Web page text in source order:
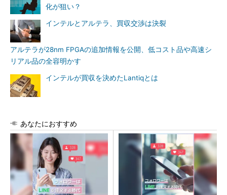
化が狙い？
インテルとアルテラ、買収交渉は決裂
アルテラが28nm FPGAの追加情報を公開、低コスト品や高速シ
リアル品の全容明かす
インテルが買収を決めたLantiqとは
あなたにおすすめ